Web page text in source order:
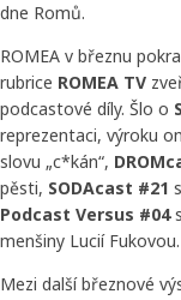
dne Romů.
ROMEA v březnu
rubrice ROMEA TV
podcastové díly. Šlo o
reprezentaci, výroku
slovu „c*kán“,
pěsti, SODAcast #21
Podcast Versus #04
menšiny Lucií Fukovou.
Mezi další březnové